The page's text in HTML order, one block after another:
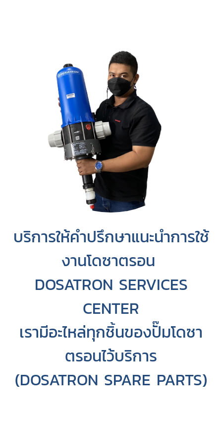
บริการให้คำปรึกษาแนะนำการใช้
งานโดซาตรอน
DOSATRON SERVICES
CENTER
เรามีอะไหล่ทุกชิ้นของปั๊มโดซา
ตรอนไว้บริการ
(DOSATRON SPARE PARTS)